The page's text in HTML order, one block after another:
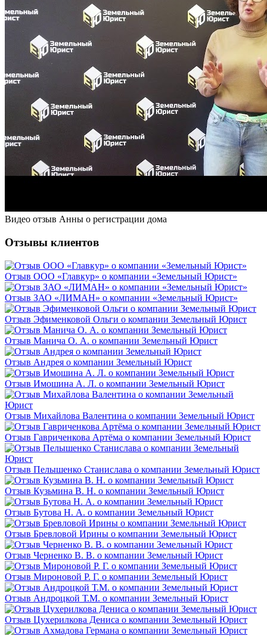
Видео отзыв Анны о регистрации дома
Отзывы клиентов
Отзыв ООО «Главкур» о компании «Земельный Юрист‎»
Отзыв ЗАО «ЛИМАН» о компании «Земельный Юрист‎»
Отзыв Эфименковой Ольги о компании Земельный Юрист
Отзыв Манича О. А. о компании Земельный Юрист
Отзыв Андрея о компании Земельный Юрист
Отзыв Имошина А. Л. о компании Земельный Юрист
Отзыв Михайлова Валентина о компании Земельный Юрист
Отзыв Гавриченкова Артёма о компании Земельный Юрист
Отзыв Пелышенко Станислава о компании Земельный Юрист
Отзыв Кузьмина В. Н. о компании Земельный Юрист
Отзыв Бутова Н. А. о компании Земельный Юрист
Отзыв Бревловой Ирины о компании Земельный Юрист
Отзыв Черненко В. В. о компании Земельный Юрист
Отзыв Мироновой Р. Г. о компании Земельный Юрист
Отзыв Андроцкой Т.М. о компании Земельный Юрист
Отзыв Цухерилкова Дениса о компании Земельный Юрист